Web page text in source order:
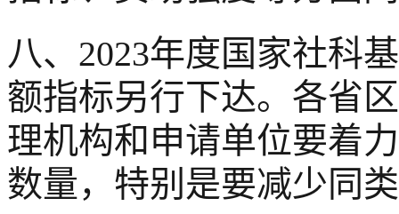
八、2023年度国家社科
额指标另行下达。各省
理机构和申请单位要着
数量，特别是要减少同